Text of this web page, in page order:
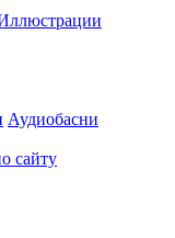
Аудиобасни
сайту